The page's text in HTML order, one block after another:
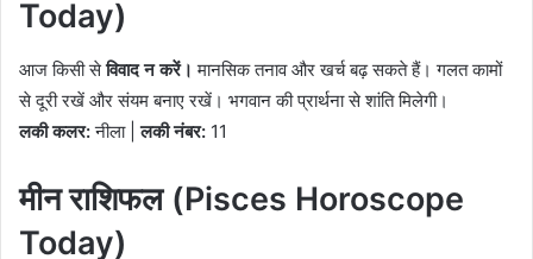
Today)
आज किसी सेविवाद न करें। मानसिक तनाव और खर्च बढ़ सकते हैं। गलत कामों
से दूरी रखें और संयम बनाए रखें। भगवान की प्रार्थना से शांति मिलेगी।
लकी कलर:नीला |लकी नंबर: 11
मीन राशिफल (Pisces Horoscope
Today)